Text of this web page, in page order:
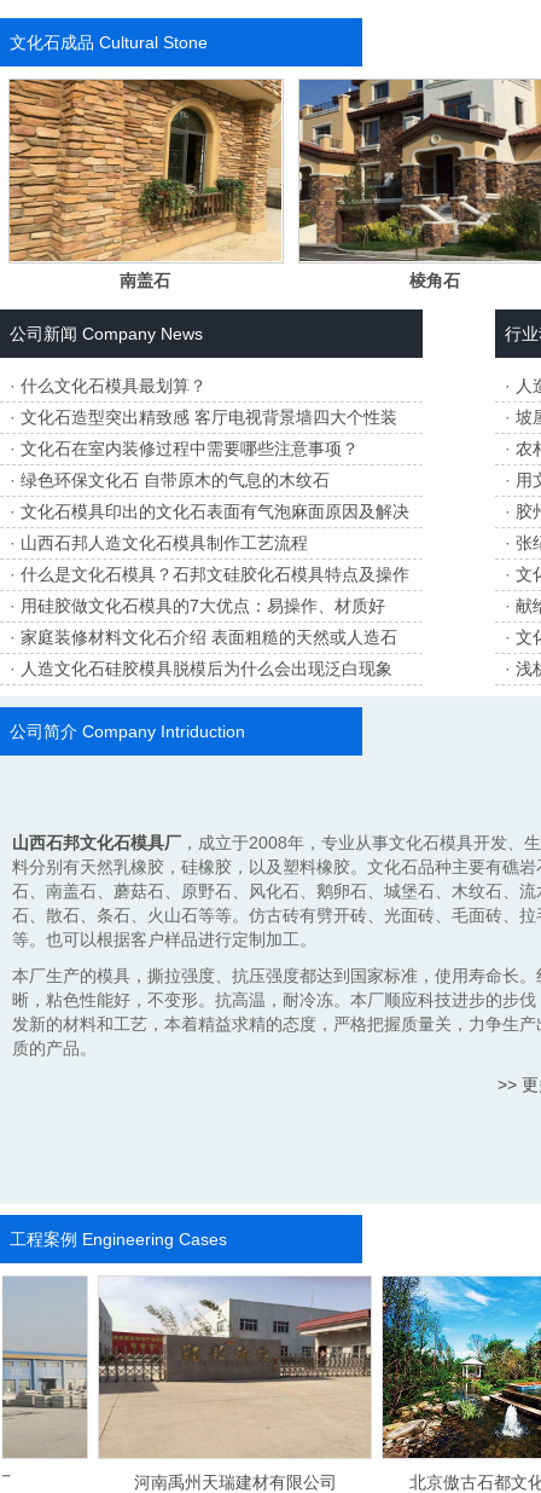
文化石成品 Cultural Stone
南盖石 棱角石
公司新闻 Company News 行
· 什么文化石模具最划算？
· 文化石造型突出精致感 客厅电视背景墙四大个性装
· 文化石在室内装修过程中需要哪些注意事项？
· 绿色环保文化石 自带原木的气息的木纹石
· 文化石模具印出的文化石表面有气泡麻面原因及解决
· 山西石邦人造文化石模具制作工艺流程
· 什么是文化石模具？石邦文硅胶化石模具特点及操作
· 用硅胶做文化石模具的7大优点：易操作、材质好
· 家庭装修材料文化石介绍 表面粗糙的天然或人造石
· 人造文化石硅胶模具脱模后为什么会出现泛白现象
· 人
· 坡
· 农
· 用
· 胶
· 张
· 文
· 献
· 文
· 浅
公司简介 Company Intriduction
山西石邦文化石模具厂 ，成立于2008年，专业从事文化石模具开发、
料分别有天然乳橡胶，硅橡胶，以及塑料橡胶。文化石品种主要有礁岩
石、南盖石、蘑菇石、原野石、风化石、鹅卵石、城堡石、木纹石、流
石、散石、条石、火山石等等。仿古砖有劈开砖、光面砖、毛面砖、拉
等。也可以根据客户样品进行定制加工。
本厂生产的模具，撕拉强度、抗压强度都达到国家标准，使用寿命长。
晰，粘色性能好，不变形。抗高温，耐冷冻。本厂顺应科技进步的步伐
发新的材料和工艺，本着精益求精的态度，严格把握质量关，力争生产
质的产品。
>>
工程案例 Engineering Cases
河南禹州天瑞建材有限公司 北京傲古石都文化石